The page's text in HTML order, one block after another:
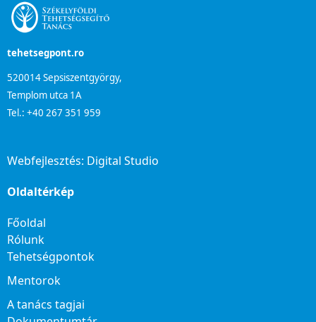
tehetsegpont.ro
520014 Sepsiszentgyörgy,
Templom utca 1A
Tel.: +40 267 351 959
Webfejlesztés: Digital Studio
Oldaltérkép
Főoldal
Rólunk
Tehetségpontok
Mentorok
A tanács tagjai